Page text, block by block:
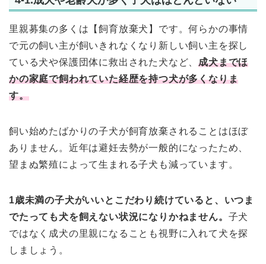
里親募集の多くは【飼育放棄犬】です。何らかの事情
で元の飼い主が飼いきれなくなり新しい飼い主を探し
ている犬や保護団体に救出された犬など、成犬までほ
かの家庭で飼われていた経歴を持つ犬が多くなりま
す。
飼い始めたばかりの子犬が飼育放棄されることはほぼ
ありません。近年は避妊去勢が一般的になったため、
望まぬ繁殖によって生まれる子犬も減っています。
1歳未満の子犬がいいとこだわり続けていると、いつま
でたっても犬を飼えない状況になりかねません。 子犬
ではなく成犬の里親になることも視野に入れて犬を探
しましょう。